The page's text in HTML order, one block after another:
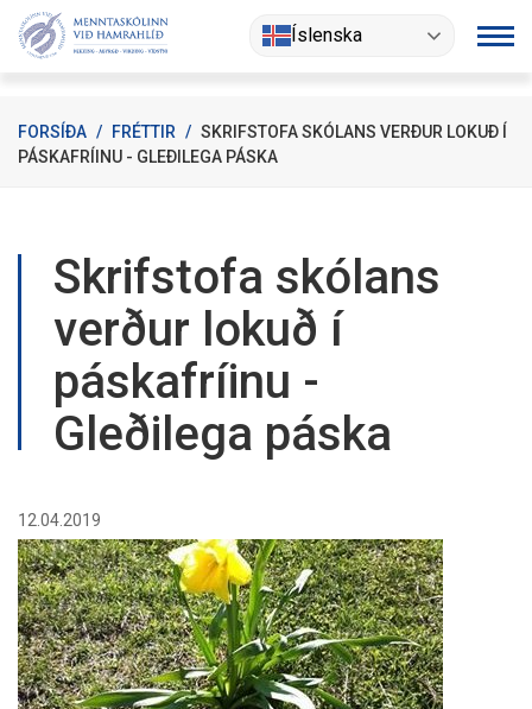
Fara
Íslenska
FORSÍÐA / FRÉTTIR / SKRIFSTOFA SKÓLANS VERÐUR LOKUÐ Í
PÁSKAFRÍINU - GLEÐILEGA PÁSKA
Skrifstofa skólans
verður lokuð í
páskafríinu -
Gleðilega páska
12.04.2019